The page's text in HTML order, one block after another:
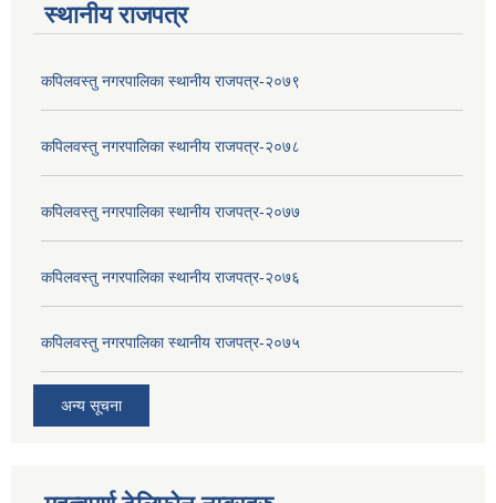
स्थानीय राजपत्र
कपिलवस्तु नगरपालिका स्थानीय राजपत्र-२०७९
कपिलवस्तु नगरपालिका स्थानीय राजपत्र-२०७८
कपिलवस्तु नगरपालिका स्थानीय राजपत्र-२०७७
कपिलवस्तु नगरपालिका स्थानीय राजपत्र-२०७६
कपिलवस्तु नगरपालिका स्थानीय राजपत्र-२०७५
अन्य सूचना